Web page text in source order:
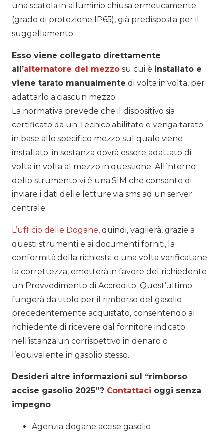
una scatola in alluminio chiusa ermeticamente
(grado di protezione IP65), già predisposta per il
suggellamento.
Esso viene collegato direttamente
all’alternatore del mezzo su cui è installato e
viene tarato manualmente di volta in volta, per
adattarlo a ciascun mezzo.
La normativa prevede che il dispositivo sia
certificato da un Tecnico abilitato e venga tarato
in base allo specifico mezzo sul quale viene
installato: in sostanza dovrà essere adattato di
volta in volta al mezzo in questione. All’interno
dello strumento vi è una SIM che consente di
inviare i dati delle letture via sms ad un server
centrale.
L’ufficio delle Dogane, quindi, vaglierà, grazie a
questi strumenti e ai documenti forniti, la
conformità della richiesta e una volta verificatane
la correttezza, emetterà in favore del richiedente
un Provvedimento di Accredito. Quest’ultimo
fungerà da titolo per il rimborso del gasolio
precedentemente acquistato, consentendo al
richiedente di ricevere dal fornitore indicato
nell’istanza un corrispettivo in denaro o
l’equivalente in gasolio stesso.
Desideri altre informazioni sul “rimborso
accise gasolio 2025”? Contattaci oggi senza
impegno
Agenzia dogane accise gasolio